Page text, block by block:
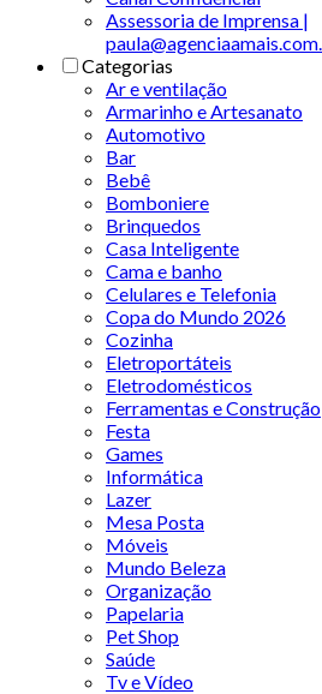
Assessoria de Imprensa |
Categorias
Ar e ventilação
Armarinho e Artesanato
Automotivo
Bar
Bebê
Bomboniere
Brinquedos
Casa Inteligente
Cama e banho
Celulares e Telefonia
Copa do Mundo 2026
Cozinha
Eletroportáteis
Eletrodomésticos
Ferramentas e Construção
Festa
Games
Informática
Lazer
Mesa Posta
Móveis
Mundo Beleza
Organização
Papelaria
Pet Shop
Saúde
Tv e Vídeo